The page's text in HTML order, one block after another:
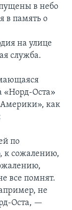
в небо
в память о
на улице
служба.
«Норд-Оста»
Америки», как
по
к сожалению,
все помнят.
не
Оста, —